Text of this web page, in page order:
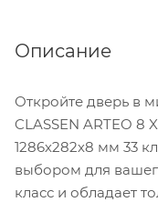
Описание
Откройте дверь в
CLASSEN ARTEO 8
1286х282х8 мм 33
выбором для
класс и обладает